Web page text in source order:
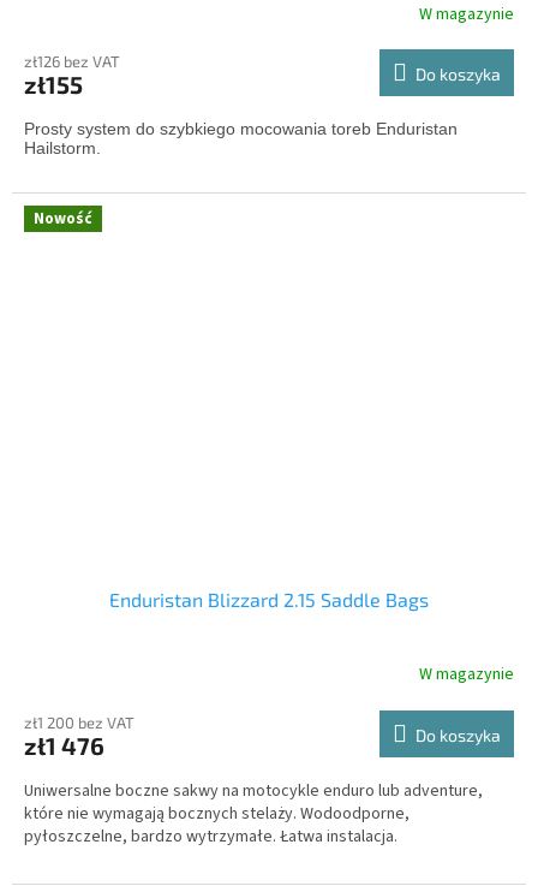
W magazynie
zł126 bez VAT
zł155 Do koszyka
Prosty system do szybkiego mocowania toreb Enduristan
Hailstorm.
Nowość
Enduristan Blizzard 2.15 Saddle Bags
W magazynie
zł1 200 bez VAT
zł1 476 Do koszyka
Uniwersalne boczne sakwy na motocykle enduro lub adventure,
które nie wymagają bocznych stelaży. Wodoodporne,
pyłoszczelne, bardzo wytrzymałe. Łatwa instalacja.